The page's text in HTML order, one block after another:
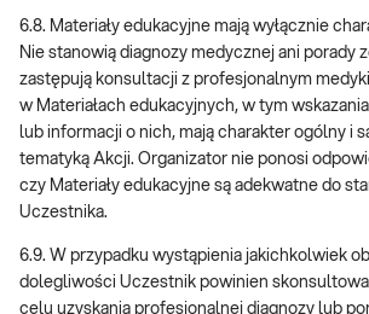
6.8. Materiały edukacyjne mają wyłącznie
Nie stanowią diagnozy medycznej ani porady
zastępują konsultacji z profesjonalnym
w Materiałach edukacyjnych, w tym
lub informacji o nich, mają charakter ogólny i
tematyką Akcji. Organizator nie ponosi
czy Materiały edukacyjne są adekwatne do
Uczestnika.
6.9. W przypadku wystąpienia jakichkolwiek
dolegliwości Uczestnik powinien
celu uzyskania profesjonalnej diagnozy lub